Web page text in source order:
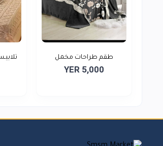
طقم طراحات مخمل
منقوش...
YER 5,000